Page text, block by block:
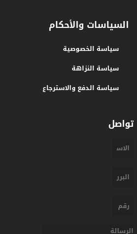
السياسات والأحكام
سياسة الخصوصية
سياسة النزاهة
سياسة الدفع والاسترجاع
تواصل